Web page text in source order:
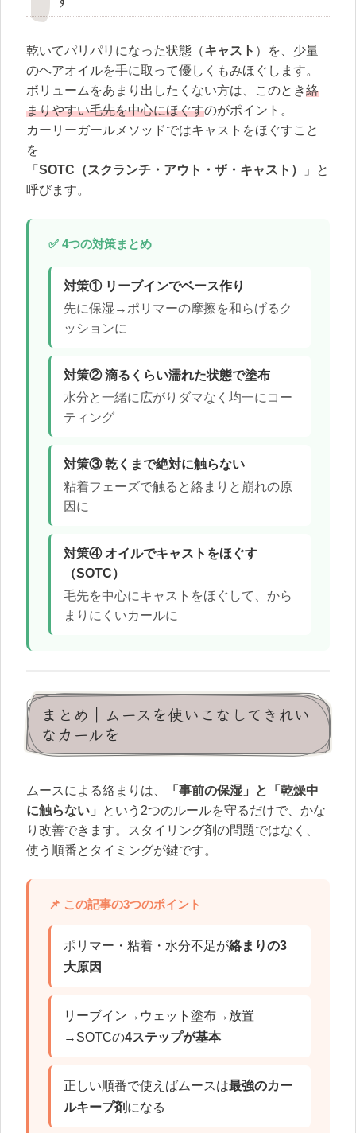
乾いてパリパリになった状態（キャスト ）を、少量
のヘアオイルを手に取って優しくもみほぐします。
ボリュームをあまり出したくない方は、このとき絡
まりやすい毛先を中心にほぐすのがポイント。
カーリーガールメソッドではキャストをほぐすこと
を
「 SOTC（スクランチ・アウト・ザ・キャスト）
」と
呼びます。
✅ 4つの対策まとめ
対策① リーブインでベース作り
先に保湿→ポリマーの摩擦を和らげるク
ッションに
対策② 滴るくらい濡れた状態で塗布
水分と一緒に広がりダマなく均一にコー
ティング
対策③ 乾くまで絶対に触らない
粘着フェーズで触ると絡まりと崩れの原
因に
対策④ オイルでキャストをほぐす
（SOTC）
毛先を中心にキャストをほぐして、から
まりにくいカールに
まとめ｜ムースを使いこなしてきれい
なカールを
ムースによる絡まりは、
「事前の保湿」と「乾燥中
に触らない」
という2つのルールを守るだけで、かな
り改善できます。スタイリング剤の問題ではなく、
使う順番とタイミングが鍵です。
📌 この記事の3つのポイント
ポリマー・粘着・水分不足が絡まりの3
大原因
リーブイン→ウェット塗布→放置
→SOTCの4ステップが基本
正しい順番で使えばムースは最強のカー
ルキープ剤 になる